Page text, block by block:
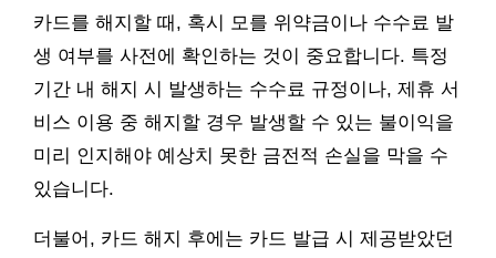
카드를 해지할 때, 혹시 모를 위약금이나 수수료 발
생 여부를 사전에 확인하는 것이 중요합니다. 특정
기간 내 해지 시 발생하는 수수료 규정이나, 제휴 서
비스 이용 중 해지할 경우 발생할 수 있는 불이익을
미리 인지해야 예상치 못한 금전적 손실을 막을 수
있습니다.
더불어, 카드 해지 후에는 카드 발급 시 제공받았던